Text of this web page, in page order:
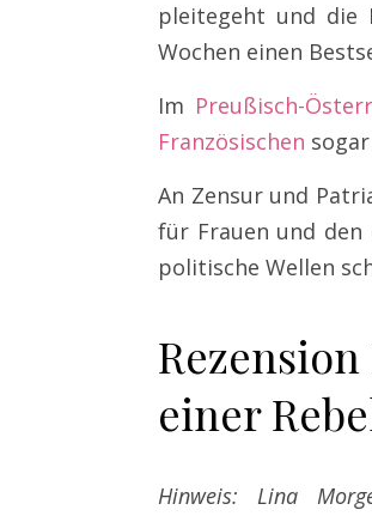
pleitegeht und die
Wochen einen
Im Preußisch-
Französischen
An Zensur und
für Frauen und den
politische Wellen
einer
Hinweis: Lina